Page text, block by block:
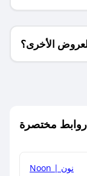
فقط؟
الأخرى؟
روابط مختصرة
Noon | نون